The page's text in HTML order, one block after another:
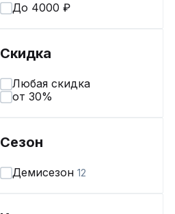
До 4000 ₽
Скидка
Любая скидка
от 30%
Сезон
Демисезон 12